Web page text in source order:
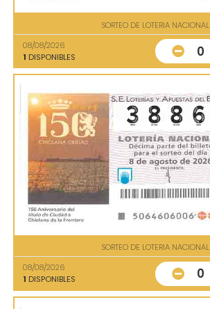
SORTEO DE LOTERIA NACIONAL
08/08/2026
1 DISPONIBLES 0
SORTEO DE LOTERIA NACIONAL
08/08/2026
1 DISPONIBLES 0